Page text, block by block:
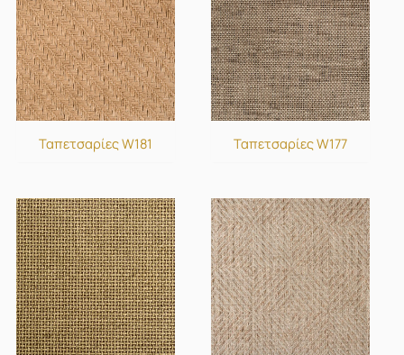
Ταπετσαρίες W181 Ταπετσαρίες W177